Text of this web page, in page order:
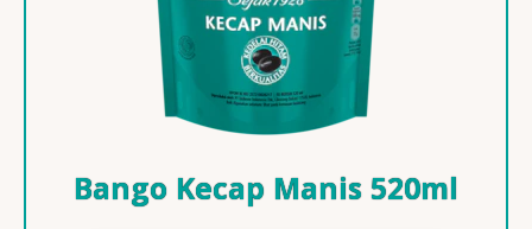
Bango Kecap Manis 520ml